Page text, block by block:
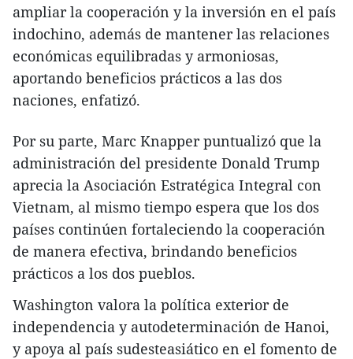
ampliar la cooperación y la inversión en el país
indochino, además de mantener las relaciones
económicas equilibradas y armoniosas,
aportando beneficios prácticos a las dos
naciones, enfatizó.
Por su parte, Marc Knapper puntualizó que la
administración del presidente Donald Trump
aprecia la Asociación Estratégica Integral con
Vietnam, al mismo tiempo espera que los dos
países continúen fortaleciendo la cooperación
de manera efectiva, brindando beneficios
prácticos a los dos pueblos.
Washington valora la política exterior de
independencia y autodeterminación de Hanoi,
y apoya al país sudesteasiático en el fomento de